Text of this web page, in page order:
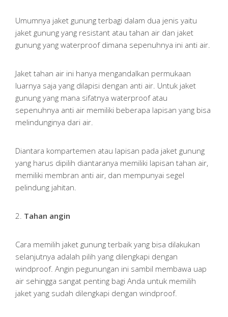
Umumnya jaket gunung terbagi dalam dua jenis yaitu
jaket gunung yang resistant atau tahan air dan jaket
gunung yang waterproof dimana sepenuhnya ini anti air.
Jaket tahan air ini hanya mengandalkan permukaan
luarnya saja yang dilapisi dengan anti air. Untuk jaket
gunung yang mana sifatnya waterproof atau
sepenuhnya anti air memiliki beberapa lapisan yang bisa
melindunginya dari air.
Diantara kompartemen atau lapisan pada jaket gunung
yang harus dipilih diantaranya memiliki lapisan tahan air,
memiliki membran anti air, dan mempunyai segel
pelindung jahitan.
2. Tahan angin
Cara memilih jaket gunung terbaik yang bisa dilakukan
selanjutnya adalah pilih yang dilengkapi dengan
windproof. Angin pegunungan ini sambil membawa uap
air sehingga sangat penting bagi Anda untuk memilih
jaket yang sudah dilengkapi dengan windproof.